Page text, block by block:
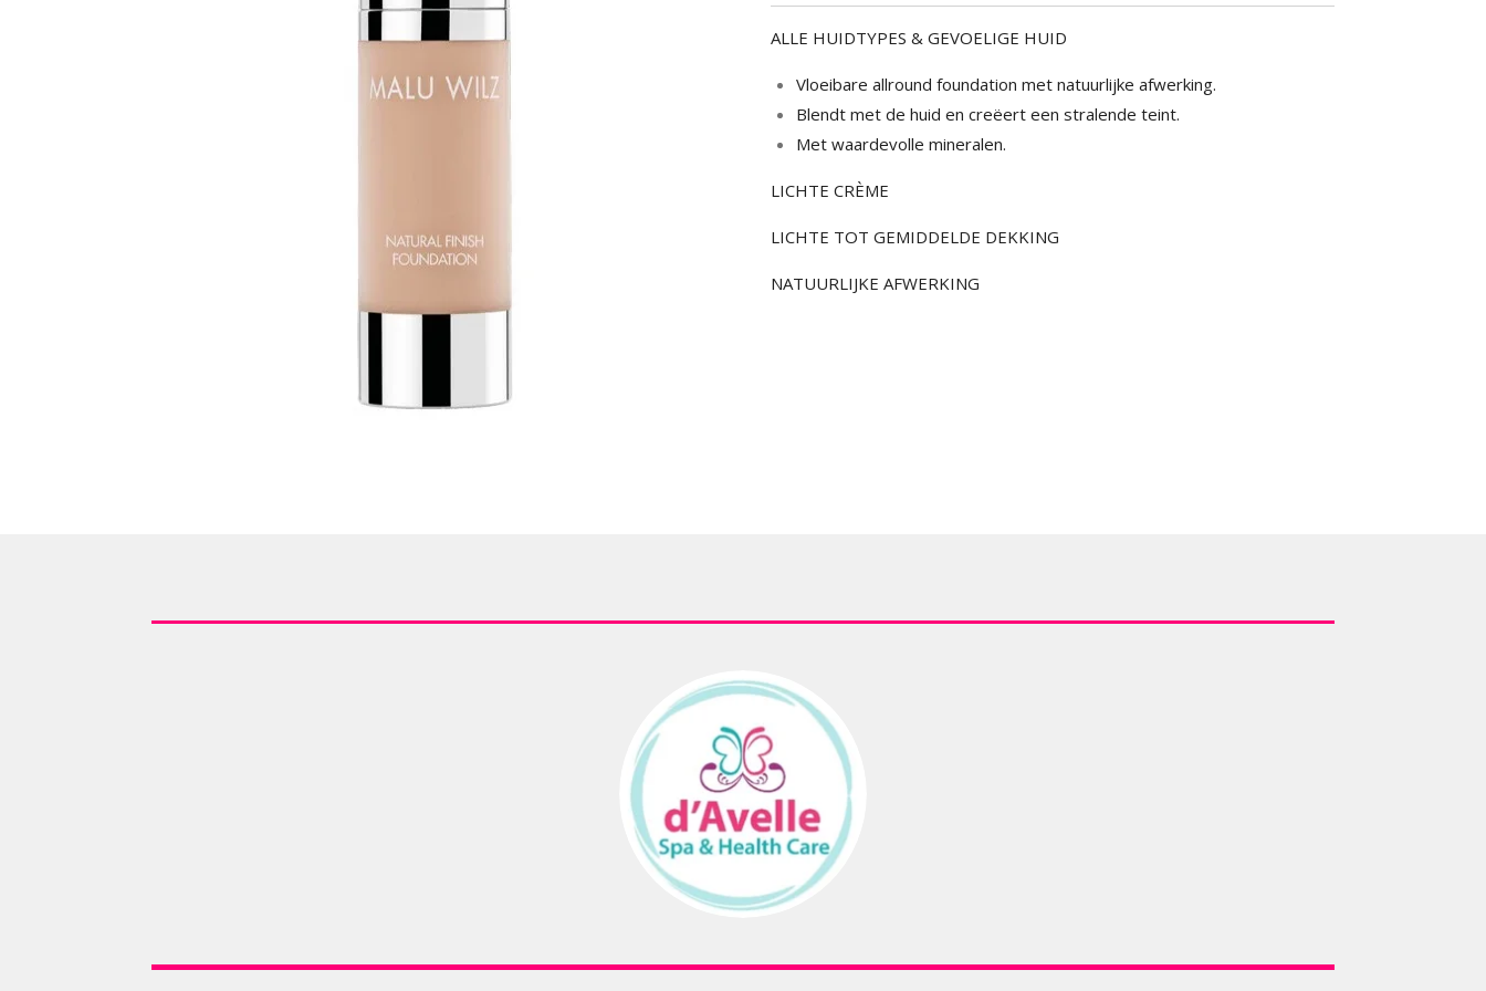
ALLE HUIDTYPES & GEVOELIGE HUID
Vloeibare allround foundation met natuurlijke afwerking.
Blendt met de huid en creëert een stralende teint.
Met waardevolle mineralen.
LICHTE CRÈME
LICHTE TOT GEMIDDELDE DEKKING
NATUURLIJKE AFWERKING